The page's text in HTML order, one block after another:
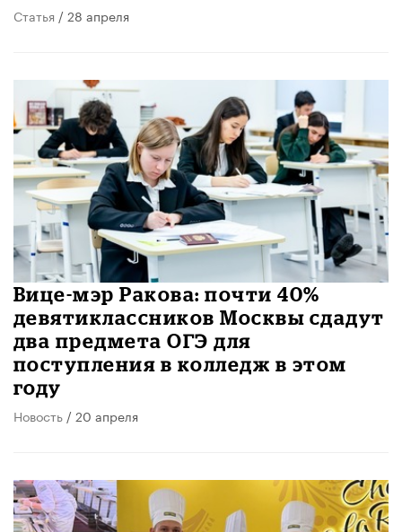
Статья / 28 апреля
Вице-мэр Ракова: почти 40%
девятиклассников Москвы сдадут
два предмета ОГЭ для
поступления в колледж в этом
году
Новость / 20 апреля